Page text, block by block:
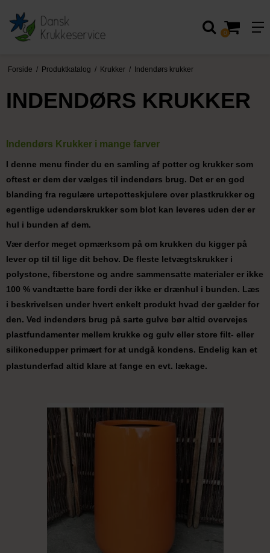
0
Forside / Produktkatalog / Krukker / Indendørs krukker
INDENDØRS KRUKKER
Indendørs Krukker i mange farver
I denne menu finder du en samling af potter og krukker som
oftest er dem der vælges til indendørs brug. Det er en god
blanding fra regulære urtepotteskjulere over plastkrukker og
egentlige udendørskrukker som blot kan leveres uden der er
hul i bunden af dem.
Vær derfor meget opmærksom på om krukken du kigger på
lever op til til lige dit behov. De fleste letvægtskrukker i
polystone, fiberstone og andre sammensatte materialer er ikke
100 % vandtætte bare fordi der ikke er drænhul i bunden. Læs
i beskrivelsen under hvert enkelt produkt hvad der gælder for
den. Ved indendørs brug på sarte gulve bør altid overvejes
plastfundamenter mellem krukke og gulv eller store filt- eller
silikonedupper primært for at undgå kondens. Endelig kan et
plastunderfad altid klare at fange en evt. lækage.